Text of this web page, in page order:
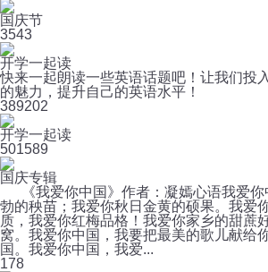
国庆节
3543
开学一起读
快来一起朗读一些英语话题吧！让我们投
的魅力，提升自己的英语水平！
389202
开学一起读
501589
国庆专辑
《我爱你中国》作者：凝嫣心语我爱你
勃的秧苗；我爱你秋日金黄的硕果。我爱
质，我爱你红梅品格！我爱你家乡的甜蔗
窝。我爱你中国，我要把最美的歌儿献给
国。我爱你中国，我爱...
178